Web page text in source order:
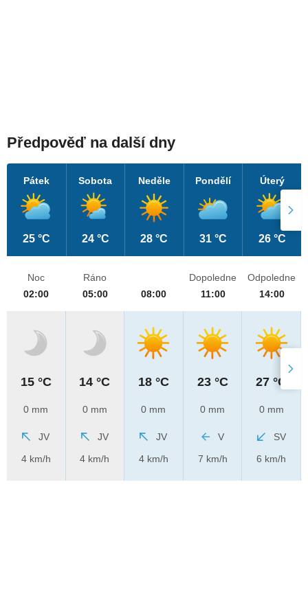
Předpověď na další dny
Pátek
25 °C
Sobota
24 °C
Neděle
28 °C
Pondělí
31 °C
Úterý
26 °C
Noc
02:00
15 °C
0 mm
JV
4 km/h
Ráno
05:00
14 °C
0 mm
JV
4 km/h
08:00
18 °C
0 mm
JV
4 km/h
Dopoledne
11:00
23 °C
0 mm
V
7 km/h
Odpoledne
14:00
27 °C
0 mm
SV
6 km/h